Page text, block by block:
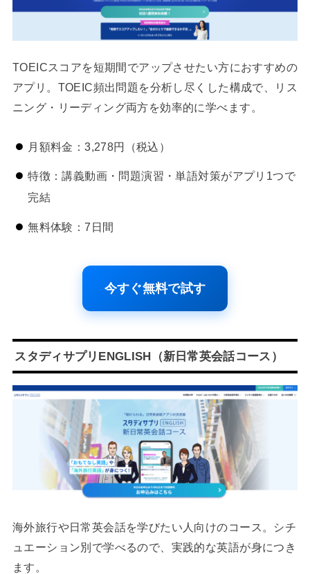
TOEICスコアを短期間でアップさせたい方におすすめの
アプリ。TOEIC頻出問題を分析し尽くした構成で、リス
ニング・リーディング両方を効率的に学べます。
月額料金：3,278円（税込）
特徴：講義動画・問題演習・単語対策がアプリ1つで
完結
無料体験：7日間
今すぐ無料で試す
スタディサプリENGLISH（新日常英会話コース）
海外旅行や日常英会話を学びたい人向けのコース。シチ
ュエーション別で学べるので、実践的な英語が身につき
ます。